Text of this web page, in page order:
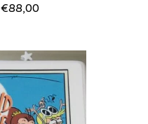
€88,00Plage de prix : €55,00 à €88,00